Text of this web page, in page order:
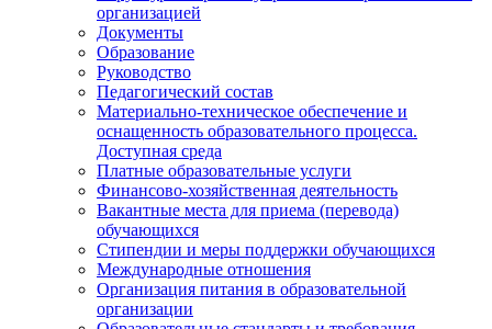
организацией
Документы
Образование
Руководство
Педагогический состав
Материально-техническое обеспечение и
оснащенность образовательного процесса.
Доступная среда
Платные образовательные услуги
Финансово-хозяйственная деятельность
Вакантные места для приема (перевода)
обучающихся
Стипендии и меры поддержки обучающихся
Международные отношения
Организация питания в образовательной
организации